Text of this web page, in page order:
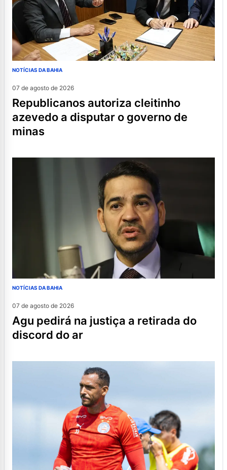
NOTÍCIAS DA BAHIA
07 de agosto de 2026
republicanos autoriza cleitinho
azevedo a disputar o governo de
minas
NOTÍCIAS DA BAHIA
07 de agosto de 2026
agu pedirá na justiça a retirada do
discord do ar